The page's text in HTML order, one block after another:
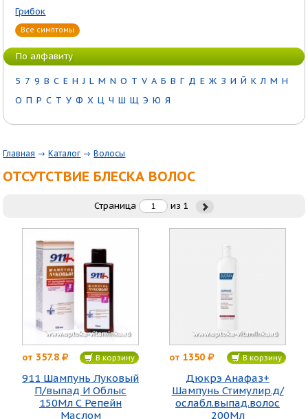
Грибок
Все симптомы
По алфавиту
5 7 9 B C E H J L M N O T V А Б В Г Д Е Ж З И Й К Л М Н
О П Р С Т У Ф Х Ц Ч Ш Щ Э Ю Я
Главная Каталог Волосы
ОТСУТСТВИЕ БЛЕСКА ВОЛОС
Страница из 1
от 357.8 В корзину
911 Шампунь Луковый
П/выпад И Облыс
150Мл С Репейн
Маслом
от 1350 В корзину
Дюкрэ Анафаз+
Шампунь Стимулир.д/
ослабл.выпад.волос
200Мл